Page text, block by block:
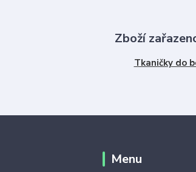
Zboží
Tkaničky do
Menu